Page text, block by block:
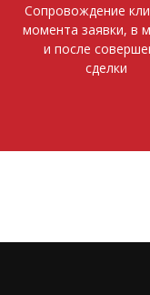
Сопровождение
момента заявки, в
и после
сделки